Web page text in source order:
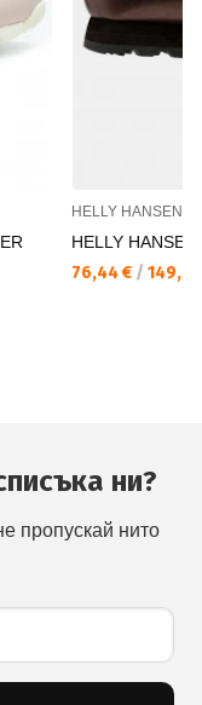
HELLY HANSEN
HELLY
76,44 € /
ни?
пропускай нито